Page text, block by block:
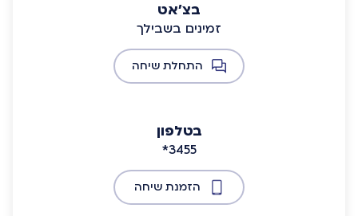
בצ'אט
זמינים בשבילך
התחלת שיחה
בטלפון
*3455
הזמנת שיחה